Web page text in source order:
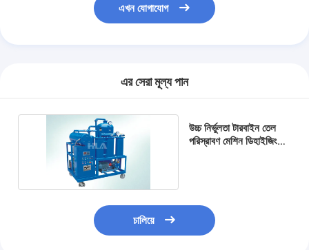
এখন যোগাযোগ
এর সেরা মূল্য পান
উচ্চ নির্ভুলতা টারবাইন তেল
পরিস্রাবণ মেশিন ডিহাইজিং
চালিয়ে